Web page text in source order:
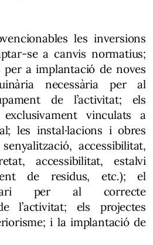
les inversions
se a canvis normatius;
per a implantació de noves
necessària per al
de l’activitat; els
vinculats a
les instal·lacions i obres
accessibilitat,
accessibilitat, estalvi
de residus, etc.); el
per al correcte
l’activitat; els projectes
i la implantació de